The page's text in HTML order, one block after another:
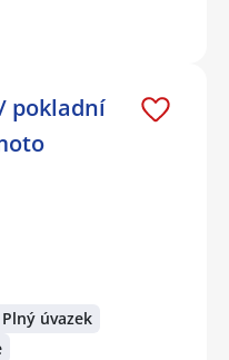
pokladní
Plný úvazek